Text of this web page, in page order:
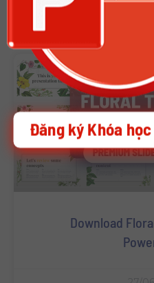
Download Other
Download
Đăng ký Khóa